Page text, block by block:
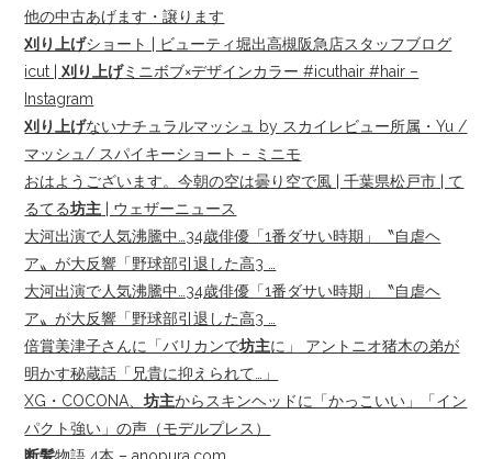
他の中古あげます・譲ります
刈り上げショート | ビューティ堀出高槻阪急店スタッフブログ
icut |刈り上げミニボブ×デザインカラー #icuthair #hair –
Instagram
刈り上げないナチュラルマッシュ by スカイレビュー所属・Yu /
マッシュ/ スパイキーショート – ミニモ
おはようございます。今朝の空は曇り空で風 | 千葉県松戸市 | て
るてる坊主 | ウェザーニュース
大河出演で人気沸騰中…34歳俳優「1番ダサい時期」〝自虐ヘ
ア〟が大反響「野球部引退した高3 …
大河出演で人気沸騰中…34歳俳優「1番ダサい時期」〝自虐ヘ
ア〟が大反響「野球部引退した高3 …
倍賞美津子さんに「バリカンで坊主に」 アントニオ猪木の弟が
明かす秘蔵話「兄貴に抑えられて…」
XG・COCONA、坊主からスキンヘッドに「かっこいい」「イン
パクト強い」の声（モデルプレス）